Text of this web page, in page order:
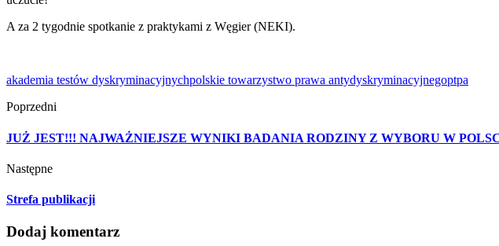
A za 2 tygodnie spotkanie z praktykami z Węgier (NEKI).
akademia testów dyskryminacyjnychpolskie towarzystwo prawa antydyskryminacyjnegoptpa
Poprzedni
JUŻ JEST!!! NAJWAŻNIEJSZE WYNIKI BADANIA RODZINY Z WYBORU W
Następne
Strefa publikacji
Dodaj komentarz